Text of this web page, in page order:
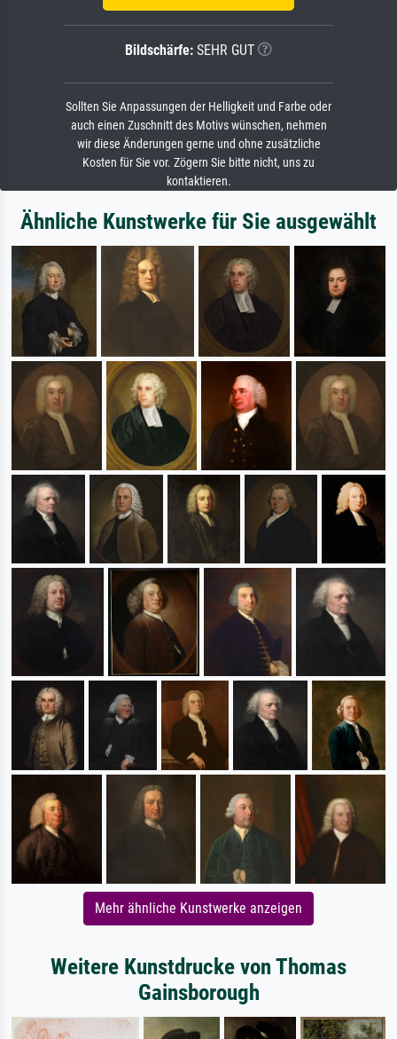
Bildschärfe: SEHR GUT
Sollten Sie Anpassungen der Helligkeit und Farbe oder
auch einen Zuschnitt des Motivs wünschen, nehmen
wir diese Änderungen gerne und ohne zusätzliche
Kosten für Sie vor. Zögern Sie bitte nicht, uns zu
kontaktieren.
Ähnliche Kunstwerke für Sie ausgewählt
Mehr ähnliche Kunstwerke anzeigen
Weitere Kunstdrucke von Thomas
Gainsborough